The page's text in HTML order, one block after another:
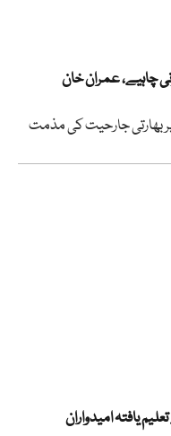
چاہیے، عمران خان
بھارتی جارحیت کی مذمت
یافتہ امیدواران